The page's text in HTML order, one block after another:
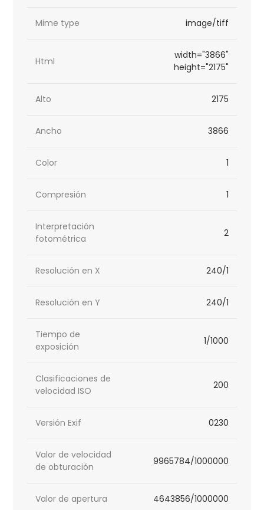
Mime type image/tiff
Html
width="3866"
height="2175"
Alto 2175
Ancho 3866
Color 1
Compresión 1
Interpretación
fotométrica
2
Resolución en X 240/1
Resolución en Y 240/1
Tiempo de
exposición
1/1000
Clasificaciones de
velocidad ISO
200
Versión Exif 0230
Valor de velocidad
de obturación
9965784/1000000
Valor de apertura 4643856/1000000